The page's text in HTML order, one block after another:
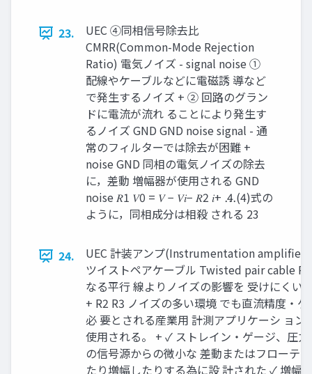
23.
UEC ④同相信号除去比
CMRR(Common-Mode Rejection
Ratio) 電気ノイズ - signal noise ①
配線やケーブルなどに電磁誘 導など
で発生するノイズ + ② 回路のグラン
ドに電流が流れ ることにより発生す
るノイズ GND GND noise signal - 通
常のフィルターでは除去が困難 +
noise GND 同相の電気ノイズの除去
に，差動 増幅器が使用される GND
noise 𝑅1 𝑉0 = 𝑉 − 𝑉𝑖− 𝑅2 𝑖+ ⋯ 4 (4)式の
ように，同相成分は相殺 される 23
24.
UEC 計装アンプ(Instrumentation
ツイストペアケーブル Twisted pair cable
なる平行 線よりノイズの影響を 受けにくい
+ R2 R3 ノイズの多い環境 でも直流精度・
必 要とされる産業用 計測アプリケーシ ョン
使用される。 + ✓ ストレイン・ゲージ、圧
の信号源からの微小な 差動またはフローテ
たり増幅したりする為に設 計された ✓ 増幅